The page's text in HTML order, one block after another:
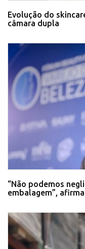
Evolução do
câmara dupla
“Não podemos
embalagem”,